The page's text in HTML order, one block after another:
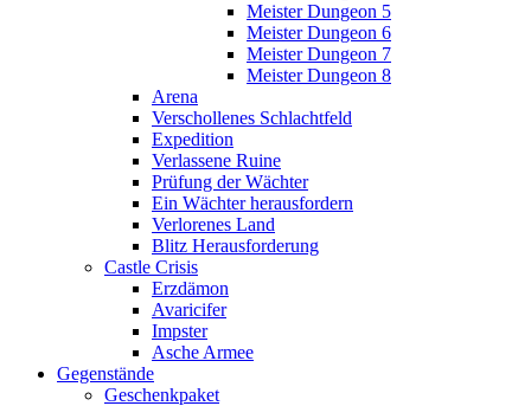
Meister Dungeon 5
Meister Dungeon 6
Meister Dungeon 7
Meister Dungeon 8
Arena
Verschollenes Schlachtfeld
Expedition
Verlassene Ruine
Prüfung der Wächter
Ein Wächter herausfordern
Verlorenes Land
Blitz Herausforderung
Castle Crisis
Erzdämon
Avaricifer
Impster
Asche Armee
Gegenstände
Geschenkpaket